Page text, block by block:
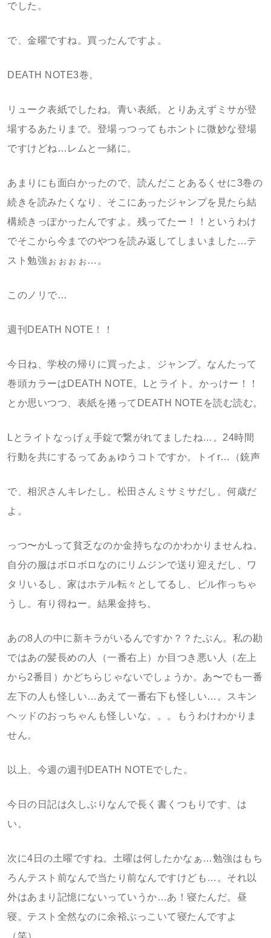
でした。
で、金曜ですね。買ったんですよ。
DEATH NOTE3巻。
リューク表紙でしたね。青い表紙。とりあえずミサが登
場するあたりまで。登場っつってもホントに微妙な登場
ですけどね…レムと一緒に。
あまりにも面白かったので、読んだことあるくせに3巻の
続きを読みたくなり、そこにあったジャンプを見たら結
構続きっぽかったんですよ。残ってたー！！というわけ
でそこから今までのやつを読み返してしまいました…テ
スト勉強ぉぉぉぉ…。
このノリで…
週刊DEATH NOTE！！
今日ね、学校の帰りに買ったよ、ジャンプ。なんたって
巻頭カラーはDEATH NOTE。Lとライト。かっけー！！
とか思いつつ、表紙を捲ってDEATH NOTEを読む読む。
Lとライトなっげぇ手錠で繋がれてましたね…。24時間
行動を共にするってあぁゆうコトですか。トイr…（銃声
で、相沢さんキレたし。松田さんミサミサだし。何歳だ
よ。
っつ〜かLって貧乏なのか金持ちなのかわかりませんね。
自分の服はボロボロなのにリムジンで送り迎えだし、ワ
タリいるし、家はホテル転々としてるし、ビル作っちゃ
うし。有り得ねー。結果金持ち。
あの8人の中に新キラがいるんですか？？たぶん。私の勘
ではあの髪長めの人（一番右上）か目つき悪い人（左上
から2番目）かどちらじゃないでしょうか。あ〜でも一番
左下の人も怪しい…あえて一番右下も怪しい…。スキン
ヘッドのおっちゃんも怪しいな。。。もうわけわかりま
せん。
以上、今週の週刊DEATH NOTEでした。
今日の日記は久しぶりなんで長く書くつもりです、は
い。
次に4日の土曜ですね。土曜は何したかなぁ…勉強はもち
ろんテスト前なんで当たり前なんですけども…。それ以
外はあまり記憶にないっていうか…あ！寝たんだ。昼
寝。テスト全然なのに余裕ぶっこいて寝たんですよ
（笑）